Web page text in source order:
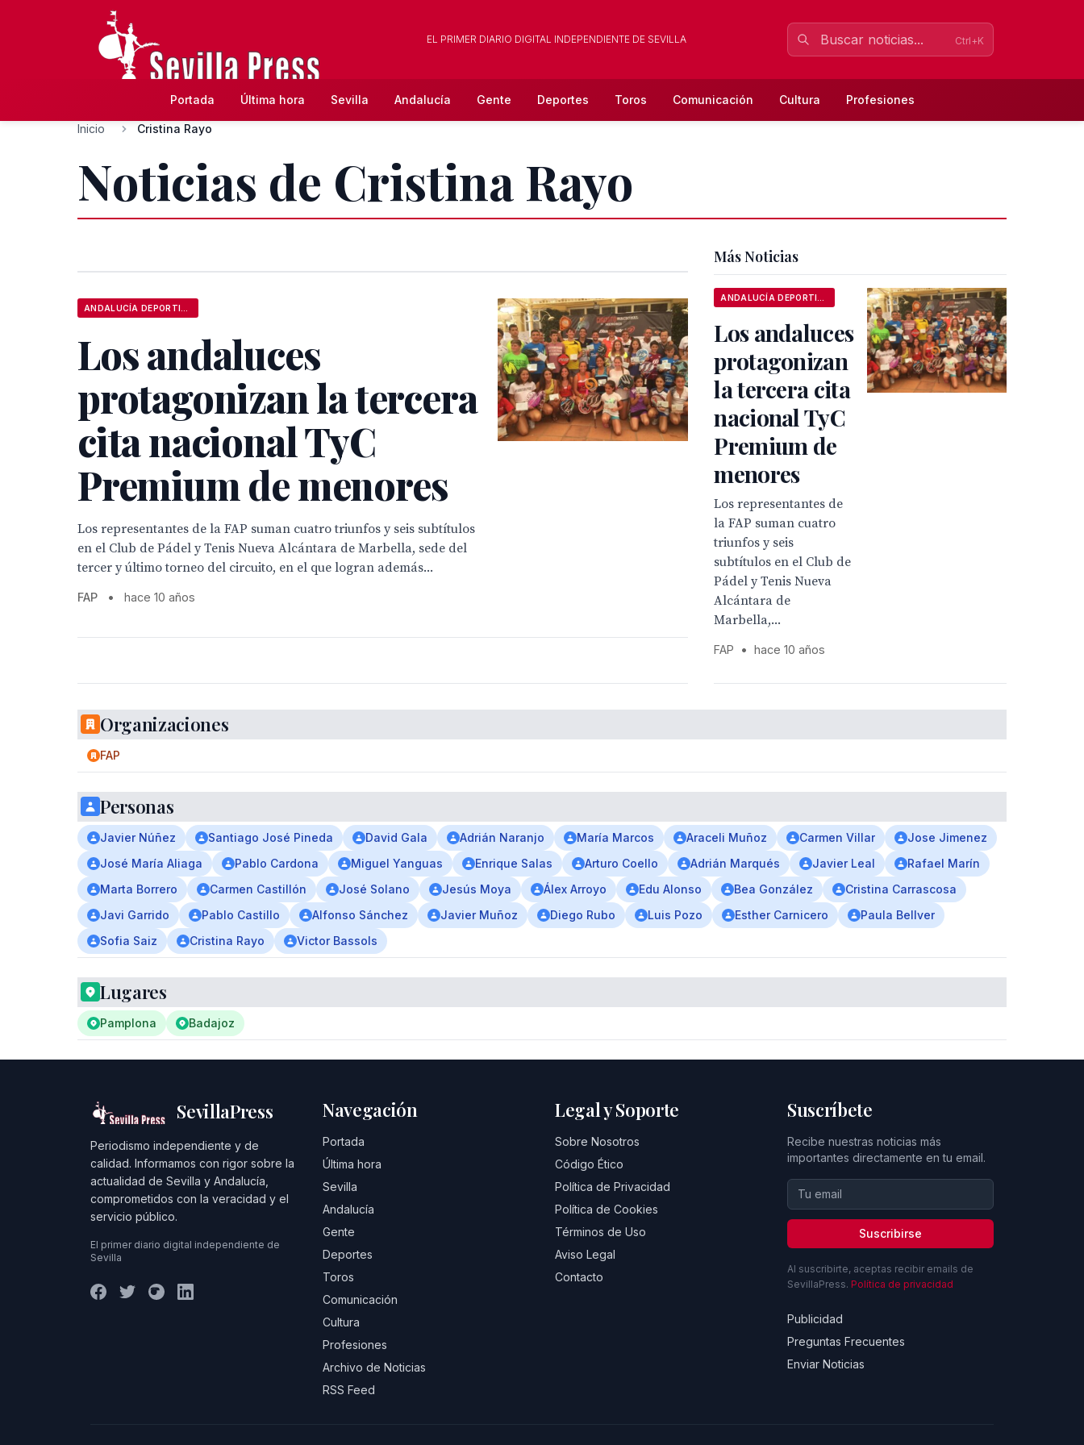
EL PRIMER DIARIO DIGITAL INDEPENDIENTE DE SEVILLA Ctrl+K
Portada Última hora Sevilla Andalucía Gente Deportes Toros Comunicación Cultura Profesiones
Inicio Cristina Rayo
Noticias de Cristina Rayo
Los andaluces
protagonizan la tercera
cita nacional TyC
Premium de menores
Los representantes de la FAP suman cuatro triunfos y seis subtítulos
en el Club de Pádel y Tenis Nueva Alcántara de Marbella, sede del
tercer y último torneo del circuito, en el que logran además...
FAP • hace 10 años
Más Noticias
Los andaluces
protagonizan
la tercera cita
nacional TyC
Premium de
menores
Los representantes de
la FAP suman cuatro
triunfos y seis
subtítulos en el Club de
Pádel y Tenis Nueva
Alcántara de
Marbella,...
FAP • hace 10 años
Organizaciones
FAP
Personas
Javier Núñez Santiago José Pineda David Gala Adrián Naranjo María Marcos Araceli Muñoz Carmen Villar
Jose Jimenez
José María Aliaga
Pablo Cardona Miguel Yanguas Enrique Salas Arturo Coello Adrián Marqués Javier Leal
Rafael Marín
Marta Borrero
Carmen Castillón José Solano Jesús Moya Álex Arroyo Edu Alonso Bea González
Cristina Carrascosa
Javi Garrido
Pablo Castillo Alfonso Sánchez Javier Muñoz Diego Rubo Luis Pozo Esther Carnicero
Paula Bellver
Sofia Saiz
Cristina Rayo Victor Bassols
Lugares
Pamplona Badajoz
SevillaPress
Periodismo independiente y de
calidad. Informamos con rigor sobre la
actualidad de Sevilla y Andalucía,
comprometidos con la veracidad y el
servicio público.
El primer diario digital independiente de
Sevilla
Navegación
Portada
Última hora
Sevilla
Andalucía
Gente
Deportes
Toros
Comunicación
Cultura
Profesiones
Archivo de Noticias
RSS Feed
Legal y Soporte
Sobre Nosotros
Código Ético
Política de Privacidad
Política de Cookies
Términos de Uso
Aviso Legal
Contacto
Suscríbete
Recibe nuestras noticias más
importantes directamente en tu email.
Suscribirse
Al suscribirte, aceptas recibir emails de
SevillaPress. Política de privacidad
Publicidad
Preguntas Frecuentes
Enviar Noticias